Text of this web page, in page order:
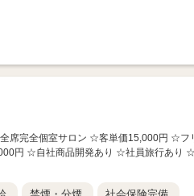
席完全個室サロン ☆客単価15,000円 ☆フ
円 ☆自社商品開発あり ☆社員旅行あり